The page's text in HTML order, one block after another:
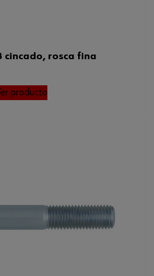
cincado, rosca fina
producto